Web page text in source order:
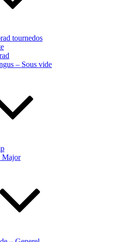
tournedos
– Sous vide
Major